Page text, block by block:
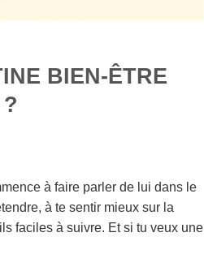
BIEN-ÊTRE
à faire parler de lui dans le
à te sentir mieux sur la
faciles à suivre. Et si tu veux une